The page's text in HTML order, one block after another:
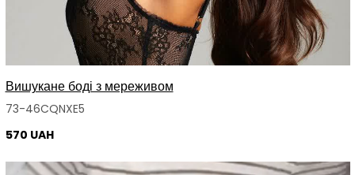
Вишукане боді з мереживом
73-46CQNXE5
570 UAH